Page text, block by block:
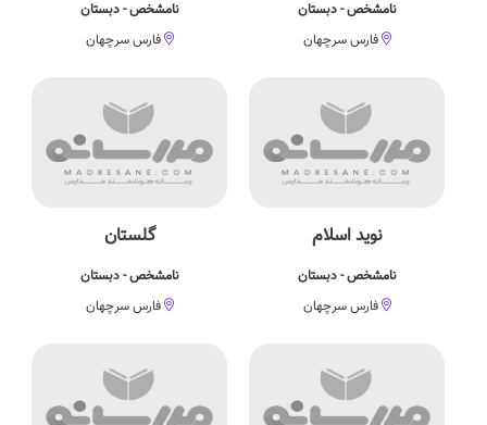
نامشخص - دبستان
فارس سرچهان
نامشخص - دبستان
فارس سرچهان
نويد اسلام
نامشخص - دبستان
فارس سرچهان
گلستان
نامشخص - دبستان
فارس سرچهان